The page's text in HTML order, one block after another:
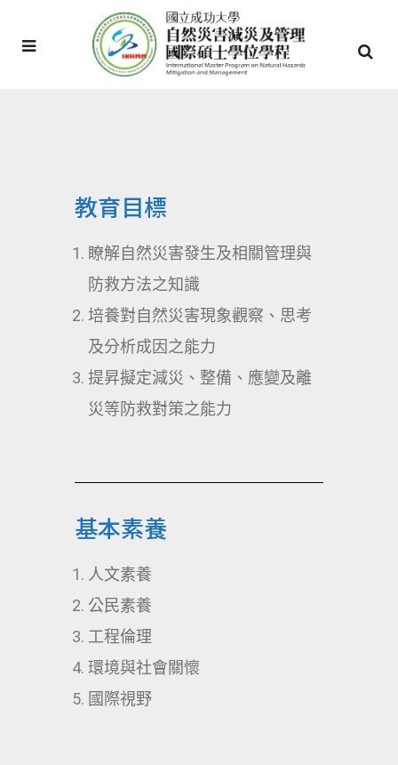
教育目標
瞭解自然災害發生及相關管理與
防救方法之知識
培養對自然災害現象觀察、思考
及分析成因之能力
提昇擬定減災、整備、應變及離
災等防救對策之能力
基本素養
人文素養
公民素養
工程倫理
環境與社會關懷
國際視野